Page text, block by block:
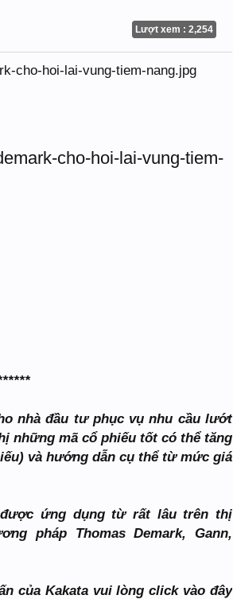
Lượt xem : 2,254
nhà đầu tư phục vụ nhu cầu lướt
những mã cổ phiếu tốt có thể tăng
và hướng dẫn cụ thể từ mức giá
ứng dụng từ rất lâu trên thị
pháp Thomas Demark, Gann,
của Kakata vui lòng click vào đây